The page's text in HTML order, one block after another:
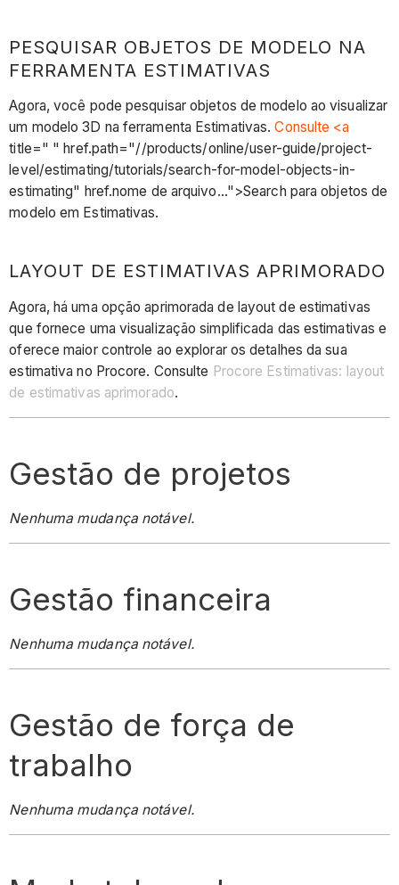
PESQUISAR OBJETOS DE MODELO NA
FERRAMENTA ESTIMATIVAS
Agora, você pode pesquisar objetos de modelo ao visualizar
um modelo 3D na ferramenta Estimativas.Consulte <a
title=" " href.path="//products/online/user-guide/project-
level/estimating/tutorials/search-for-model-objects-in-
estimating" href.nome de arquivo...">Search para objetos de
modelo em Estimativas.
LAYOUT DE ESTIMATIVAS APRIMORADO
Agora, há uma opção aprimorada de layout de estimativas
que fornece uma visualização simplificada das estimativas e
oferece maior controle ao explorar os detalhes da sua
estimativa no Procore. Consulte Procore Estimativas: layout
de estimativas aprimorado.
Gestão de projetos
Nenhuma mudança notável.
Gestão financeira
Nenhuma mudança notável.
Gestão de força de
trabalho
Nenhuma mudança notável.